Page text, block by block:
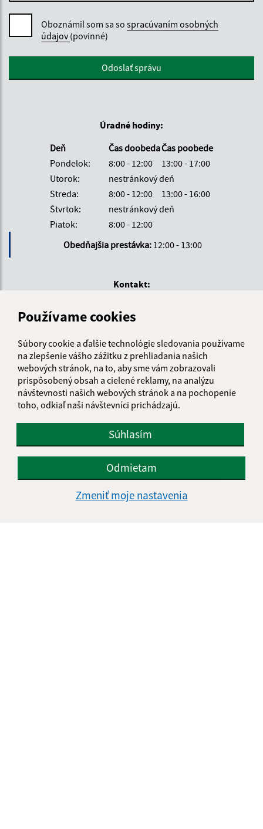
Používame cookies
Súbory cookie a ďalšie technológie sledovania používame
na zlepšenie vášho zážitku z prehliadania našich
webových stránok, na to, aby sme vám zobrazovali
prispôsobený obsah a cielené reklamy, na analýzu
návštevnosti našich webových stránok a na pochopenie
toho, odkiaľ naši návštevníci prichádzajú.
Súhlasím
Odmietam
Zmeniť moje nastavenia
Oboznámil som sa so spracúvaním osobných
údajov(povinné)
Google reCaptcha ResponseOdoslať správu
Úradné hodiny:
Deň
Čas doobedaČas poobede
Pondelok:
8:00 - 12:00
13:00 - 17:00
Utorok:
nestránkový deň
Streda:
8:00 - 12:00
13:00 - 16:00
Štvrtok:
nestránkový deň
Piatok:
8:00 - 12:00
Obedňajšia prestávka: 12:00 - 13:00
Kontakt:
Hraničiarska 144/22
miestnyurad@mc-cunovo.sk
+421 903 808 153
IČO: 00641243